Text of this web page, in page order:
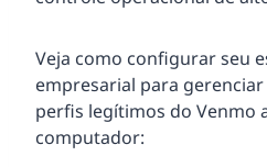
Veja como configurar seu
empresarial para
perfis legítimos do Venmo
computador: